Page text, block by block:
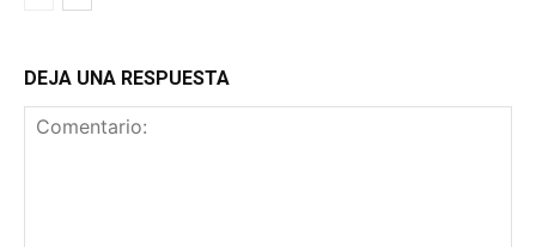
DEJA UNA RESPUESTA